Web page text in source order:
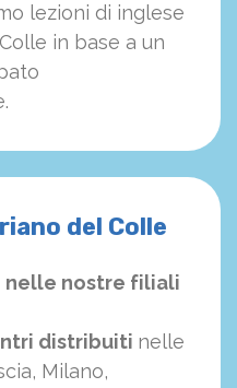
lezioni di inglese
in base a un
del Colle
nelle nostre filiali
distribuiti nelle
Milano,